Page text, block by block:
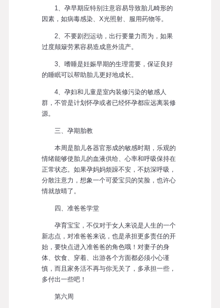
1、孕早期应特别注意容易导致胎儿畸形的
因素，如病毒感染、X光照射、服用药物等。
2、不要剧烈运动，出行要量力而为，如果
过度颠簸劳累容易造成意外流产。
3、嗜睡是妊娠早期的生理需要，保证良好
的睡眠可以帮助胎儿更好地成长。
4、孕妇和儿童是室内装修污染的敏感人
群，不管是计划怀孕或者已经怀孕都应远离装修
源。
三、孕期胎教
本周是胎儿各器官形成的敏感时期，乐观的
情绪能够使胎儿的血液供给、心率和呼吸保持在
正常状态。如果孕妈妈烦躁不安，不妨深呼吸，
分散注意力，想象一个可爱宝贝的笑脸，也许心
情就放晴了。
四、准爸爸学堂
孕育宝宝，不仅对于女人来说是人生的一个
新志点，对准爸爸来说，也是承担更多责任的开
始，要快点进入准爸爸的角色哦！对妻子的身
体、饮食、穿着、出游各个方面都必须小心谨
慎，而且家务活不再与你无关了，多承担一些，
多付出一些吧！
第六周